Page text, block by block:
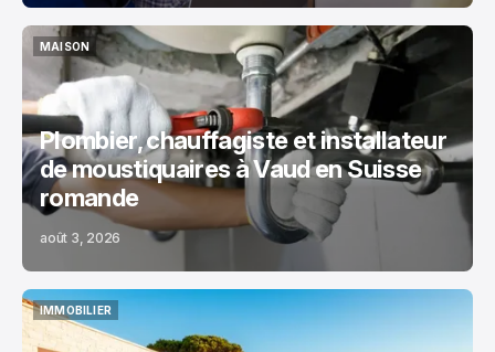
MAISON
MAISON
Plombier, chauffagiste et installateur
de moustiquaires à Vaud en Suisse
romande
août 3, 2026
IMMOBILIER
IMMOBILIER